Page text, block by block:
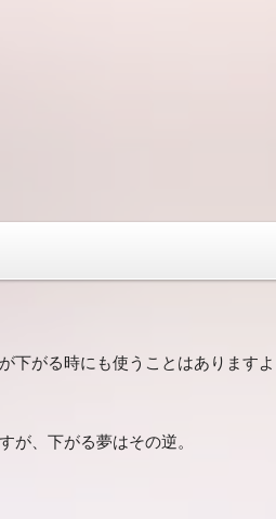
下がる時にも使うことはありますよ
が、下がる夢はその逆。